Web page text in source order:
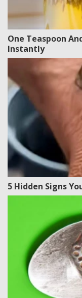
One Teaspoon
Instantly
5 Hidden Signs